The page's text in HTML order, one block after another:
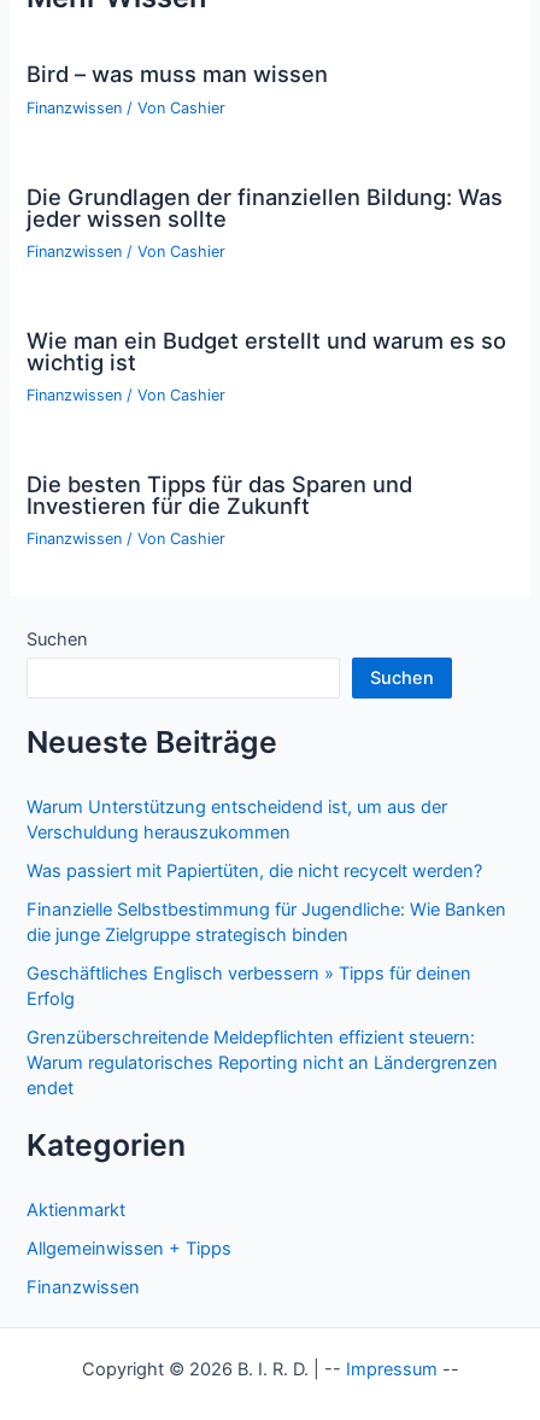
Bird – was muss man wissen
Finanzwissen / VonCashier
Die Grundlagen der finanziellen Bildung: Was
jeder wissen sollte
Finanzwissen / VonCashier
Wie man ein Budget erstellt und warum es so
wichtig ist
Finanzwissen / VonCashier
Die besten Tipps für das Sparen und
Investieren für die Zukunft
Finanzwissen / VonCashier
Suchen
Suchen
Neueste Beiträge
Warum Unterstützung entscheidend ist, um aus der
Verschuldung herauszukommen
Was passiert mit Papiertüten, die nicht recycelt werden?
Finanzielle Selbstbestimmung für Jugendliche: Wie Banken
die junge Zielgruppe strategisch binden
Geschäftliches Englisch verbessern » Tipps für deinen
Erfolg
Grenzüberschreitende Meldepflichten effizient steuern:
Warum regulatorisches Reporting nicht an Ländergrenzen
endet
Kategorien
Aktienmarkt
Allgemeinwissen + Tipps
Finanzwissen
Copyright © 2026 B. I. R. D. | -- Impressum --